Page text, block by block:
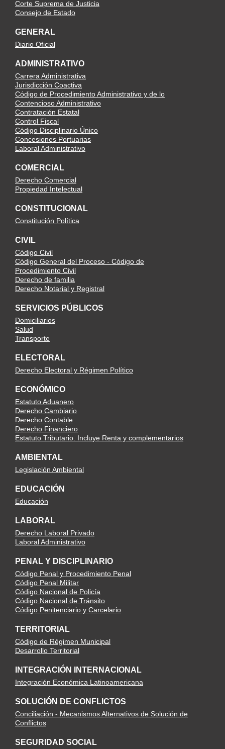
Corte Suprema de Justicia
Consejo de Estado
GENERAL
Diario Oficial
ADMINISTRATIVO
Carrera Administrativa
Jurisdicción Coactiva
Código de Procedimiento Administrativo y de lo
Contencioso Administrativo
Contratación Estatal
Control Fiscal
Código Disciplinario Único
Concesiones Portuarias
Laboral Administrativo
COMERCIAL
Derecho Comercial
Propiedad Intelectual
CONSTITUCIONAL
Constitución Política
CIVIL
Código Civil
Código General del Proceso - Código de
Procedimiento Civil
Derecho de familia
Derecho Notarial y Registral
SERVICIOS PÚBLICOS
Domiciliarios
Salud
Transporte
ELECTORAL
Derecho Electoral y Régimen Político
ECONÓMICO
Estatuto Aduanero
Derecho Cambiario
Derecho Contable
Derecho Financiero
Estatuto Tributario. Incluye Renta y complementarios
AMBIENTAL
Legislación Ambiental
EDUCACIÓN
Educación
LABORAL
Derecho Laboral Privado
Laboral Administrativo
PENAL Y DISCIPLINARIO
Código Penal y Procedimiento Penal
Código Penal Militar
Código Nacional de Policía
Código Nacional de Tránsito
Código Penitenciario y Carcelario
TERRITORIAL
Código de Régimen Municipal
Desarrollo Territorial
INTEGRACIÓN INTERNACIONAL
Integración Económica Latinoamericana
SOLUCIÓN DE CONFLICTOS
Conciliación - Mecanismos Alternativos de Solución de
Conflictos
SEGURIDAD SOCIAL